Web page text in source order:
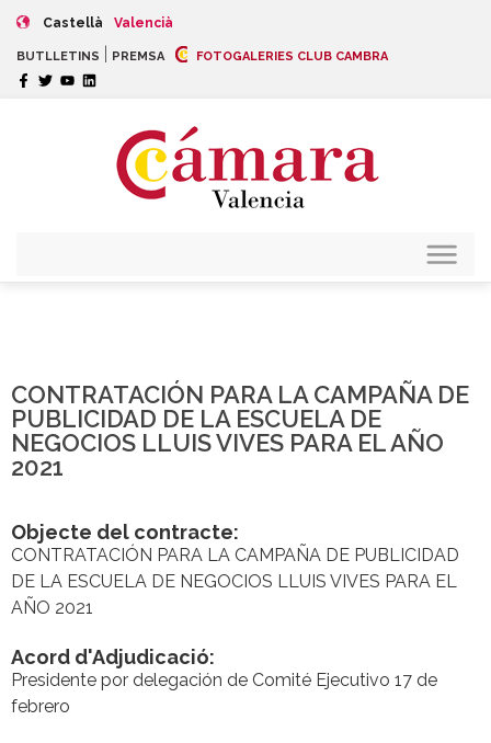
Castellà Valencià
BUTLLETINS PREMSA FOTOGALERIES CLUB CAMBRA
CONTRATACIÓN PARA LA CAMPAÑA DE
PUBLICIDAD DE LA ESCUELA DE
NEGOCIOS LLUIS VIVES PARA EL AÑO
2021
Objecte del contracte:
CONTRATACIÓN PARA LA CAMPAÑA DE PUBLICIDAD
DE LA ESCUELA DE NEGOCIOS LLUIS VIVES PARA EL
AÑO 2021
Acord d'Adjudicació:
Presidente por delegación de Comité Ejecutivo 17 de
febrero